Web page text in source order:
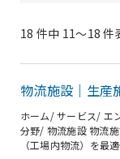
18 件中 11〜18 件
物流施設｜生産
ホーム/ サービス/ エ
分野/ 物流施設 物流
（工場内物流）を最